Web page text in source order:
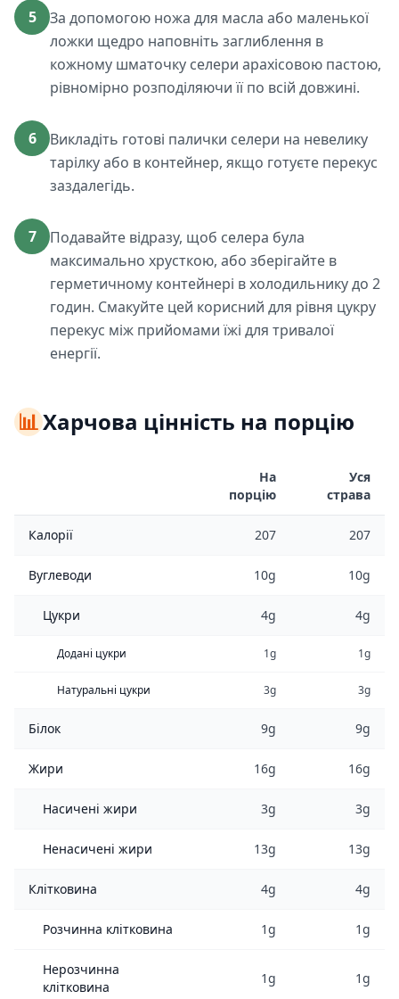
5
За допомогою ножа для масла або маленької
ложки щедро наповніть заглиблення в
кожному шматочку селери арахісовою пастою,
рівномірно розподіляючи її по всій довжині.
6
Викладіть готові палички селери на невелику
тарілку або в контейнер, якщо готуєте перекус
заздалегідь.
7
Подавайте відразу, щоб селера була
максимально хрусткою, або зберігайте в
герметичному контейнері в холодильнику до 2
годин. Смакуйте цей корисний для рівня цукру
перекус між прийомами їжі для тривалої
енергії.
📊Харчова цінність на порцію
На
порцію
Уся
страва
Калорії 207 207
Вуглеводи 10g 10g
Цукри 4g 4g
Додані цукри 1g 1g
Натуральні цукри 3g 3g
Білок 9g 9g
Жири 16g 16g
Насичені жири 3g 3g
Ненасичені жири 13g 13g
Клітковина 4g 4g
Розчинна клітковина 1g 1g
Нерозчинна
клітковина
1g 1g